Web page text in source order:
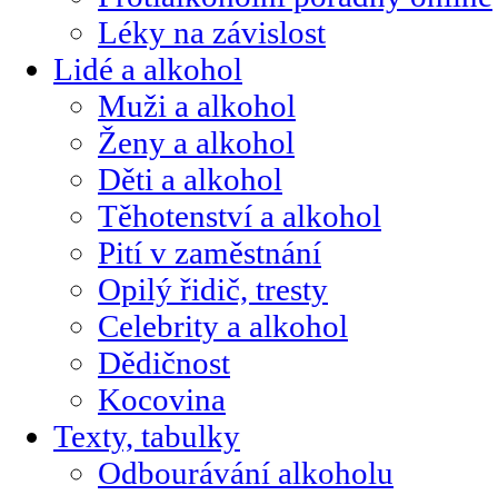
Léky na závislost
Lidé a alkohol
Muži a alkohol
Ženy a alkohol
Děti a alkohol
Těhotenství a alkohol
Pití v zaměstnání
Opilý řidič, tresty
Celebrity a alkohol
Dědičnost
Kocovina
Texty, tabulky
Odbourávání alkoholu